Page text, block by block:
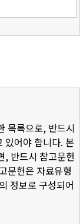
목록으로, 반드시
있어야 합니다. 본
, 반드시 참고문헌
문헌은 자료유형
정보로 구성되어